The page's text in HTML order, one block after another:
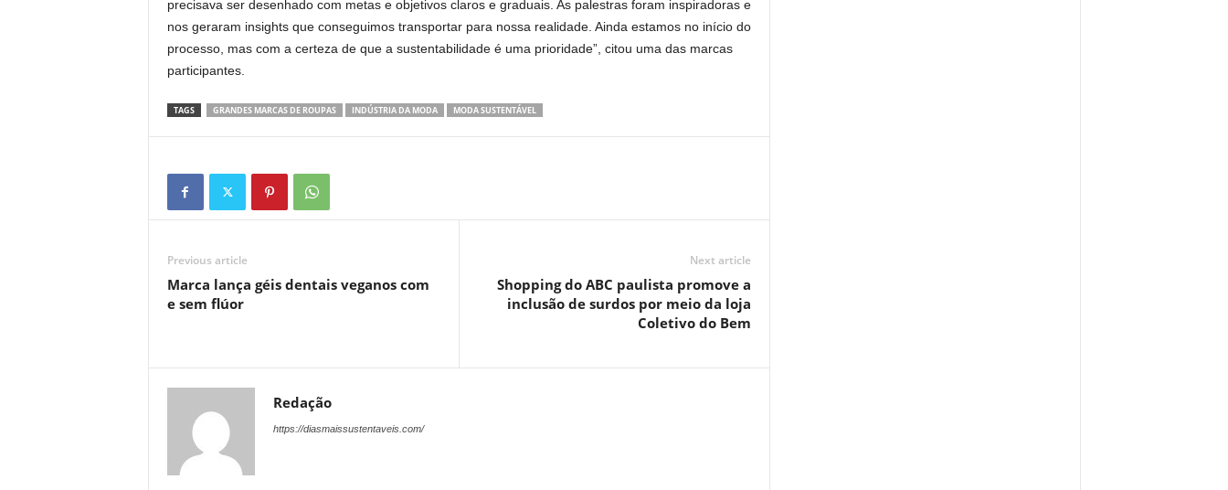
precisava ser desenhado com metas e objetivos claros e graduais. As palestras foram inspiradoras e
nos geraram insights que conseguimos transportar para nossa realidade. Ainda estamos no início do
processo, mas com a certeza de que a sustentabilidade é uma prioridade”, citou uma das marcas
participantes.
TAGS GRANDES MARCAS DE ROUPAS INDÚSTRIA DA MODA MODA SUSTENTÁVEL
Previous article
Marca lança géis dentais veganos com
e sem flúor
Next article
Shopping do ABC paulista promove a
inclusão de surdos por meio da loja
Coletivo do Bem
Redação
https://diasmaissustentaveis.com/